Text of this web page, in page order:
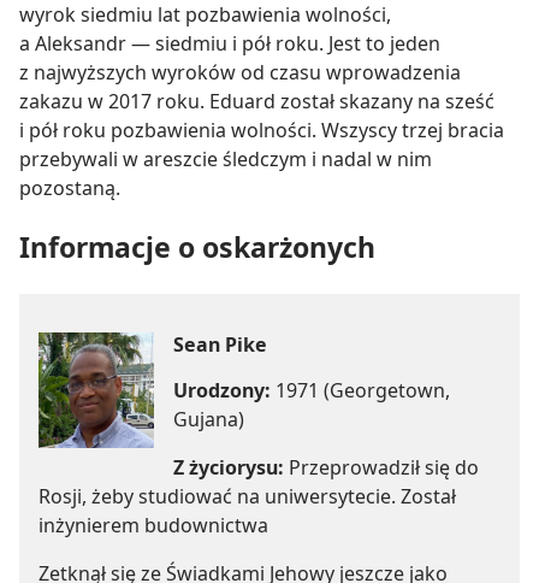
wyrok siedmiu lat pozbawienia wolności,
a Aleksandr — siedmiu i pół roku. Jest to jeden
z najwyższych wyroków od czasu wprowadzenia
zakazu w 2017 roku. Eduard został skazany na sześć
i pół roku pozbawienia wolności. Wszyscy trzej bracia
przebywali w areszcie śledczym i nadal w nim
pozostaną.
Informacje o oskarżonych
Sean Pike
Urodzony: 1971 (Georgetown,
Gujana)
Z życiorysu: Przeprowadził się do
Rosji, żeby studiować na uniwersytecie. Został
inżynierem budownictwa
Zetknął się ze Świadkami Jehowy jeszcze jako